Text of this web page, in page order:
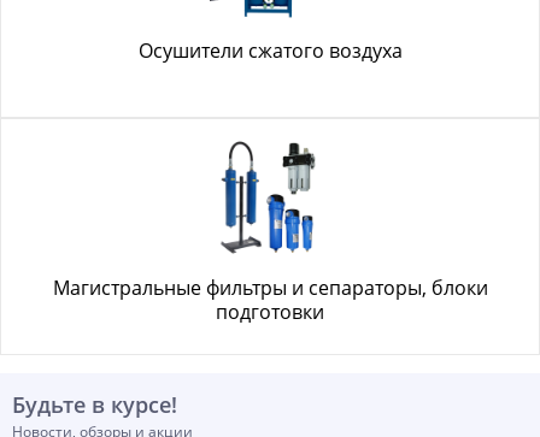
Осушители сжатого воздуха
Магистральные фильтры и сепараторы, блоки
подготовки
Будьте в курсе!
Новости, обзоры и акции